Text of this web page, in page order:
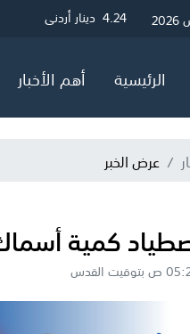
3.01 دولار أمريكي 4.05 جنيه إسترليني 4.24 دينار أردني
الرئيسية أهم الأخبار
عرض الخبر
كمية